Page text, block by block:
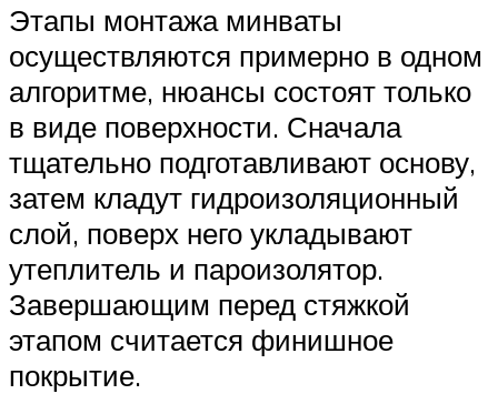
Этапы монтажа минваты
осуществляются примерно в одном
алгоритме, нюансы состоят только
в виде поверхности. Сначала
тщательно подготавливают основу,
затем кладут гидроизоляционный
слой, поверх него укладывают
утеплитель и пароизолятор.
Завершающим перед стяжкой
этапом считается финишное
покрытие.